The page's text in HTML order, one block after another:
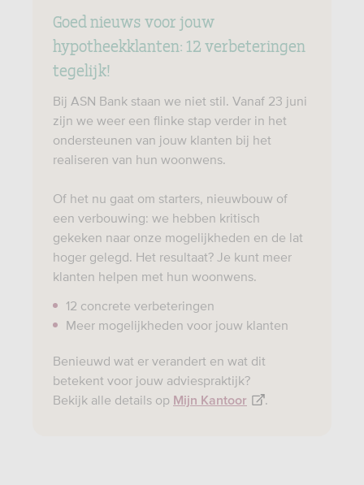
Goed nieuws voor jouw
hypotheekklanten: 12 verbeteringen
tegelijk!
Bij ASN Bank staan we niet stil. Vanaf 23 juni
zijn we weer een flinke stap verder in het
ondersteunen van jouw klanten bij het
realiseren van hun woonwens.
Of het nu gaat om starters, nieuwbouw of
een verbouwing: we hebben kritisch
gekeken naar onze mogelijkheden en de lat
hoger gelegd. Het resultaat? Je kunt meer
klanten helpen met hun woonwens.
12 concrete verbeteringen
Meer mogelijkheden voor jouw klanten
Benieuwd wat er verandert en wat dit
betekent voor jouw adviespraktijk?
Bekijk alle details op Mijn Kantoor .